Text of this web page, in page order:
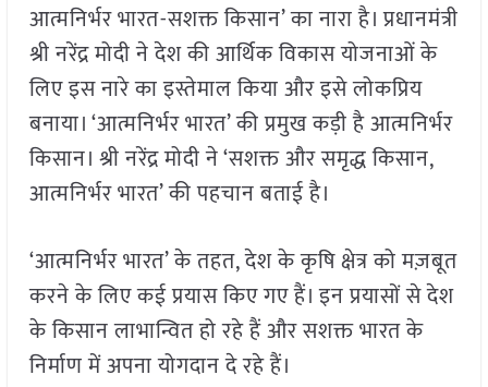
आत्मनिर्भर भारत-सशक्त किसान’ का नारा है। प्रधानमंत्री
श्री नरेंद्र मोदी ने देश की आर्थिक विकास योजनाओं के
लिए इस नारे का इस्तेमाल किया और इसे लोकप्रिय
बनाया। ‘आत्मनिर्भर भारत’ की प्रमुख कड़ी है आत्मनिर्भर
किसान। श्री नरेंद्र मोदी ने ‘सशक्त और समृद्ध किसान,
आत्मनिर्भर भारत’ की पहचान बताई है।
‘आत्मनिर्भर भारत’ के तहत, देश के कृषि क्षेत्र को मज़बूत
करने के लिए कई प्रयास किए गए हैं। इन प्रयासों से देश
के किसान लाभान्वित हो रहे हैं और सशक्त भारत के
निर्माण में अपना योगदान दे रहे हैं।